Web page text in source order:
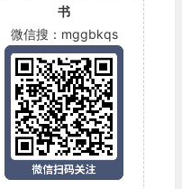
书
微信搜：mggbkqs